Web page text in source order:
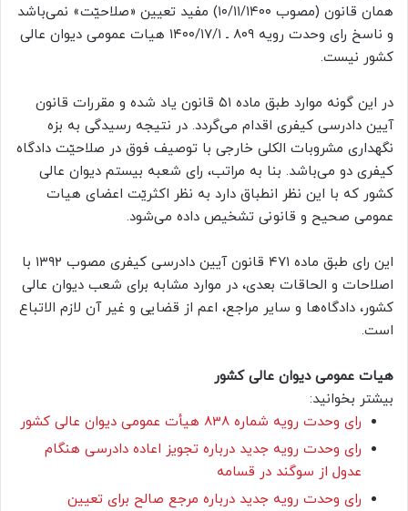
همان قانون (مصوب ۱۰/۱۱/۱۴۰۰) مفید تعیین «صلاحیّت» نمی‌باشد
و ناسخ رای وحدت رویه ۸۰۹ ـ ۱۴۰۰/۱۷/۱ هیات عمومی دیوان عالی
کشور نیست.
در این گونه موارد طبق ماده ۵۱ قانون یاد شده و مقررات قانون
آیین دادرسی کیفری اقدام می‌گردد. در نتیجه رسیدگی به بزه
نگهداری مشروبات الکلی خارجی با توصیف فوق در صلاحیّت دادگاه
کیفری دو می‌باشد. بنا به مراتب، رای شعبه بیستم دیوان عالی
کشور که با این نظر انطباق دارد به نظر اکثریّت اعضای هیات
عمومی صحیح و قانونی تشخیص داده می‌شود.
این رای طبق ماده ۴۷۱ قانون آیین دادرسی کیفری مصوب ۱۳۹۲ با
اصلاحات و الحاقات بعدی، در موارد مشابه برای شعب دیوان عالی
کشور، دادگاه‌ها و سایر مراجع، اعم از قضایی و غیر آن لازم الاتباع
است.
هیات‌ عمومی دیوان‌ عالی‌ کشور
بیشتر بخوانید:
رای وحدت رویه شماره 838 هیأت عمومی دیوان عالی کشور
رای وحدت رویه جدید درباره تجویز اعاده دادرسی هنگام
عدول از سوگند در قسامه
رای وحدت رویه جدید درباره مرجع صالح برای تعیین